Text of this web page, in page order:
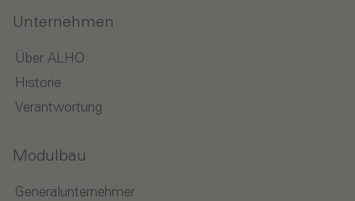
Unternehmen
Über ALHO
Historie
Verantwortung
Modulbau
Generalunternehmer